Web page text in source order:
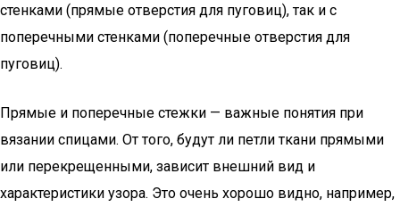
стенками (прямые отверстия для пуговиц), так и с
поперечными стенками (поперечные отверстия для
пуговиц).
Прямые и поперечные стежки — важные понятия при
вязании спицами. От того, будут ли петли ткани прямыми
или перекрещенными, зависит внешний вид и
характеристики узора. Это очень хорошо видно, например,